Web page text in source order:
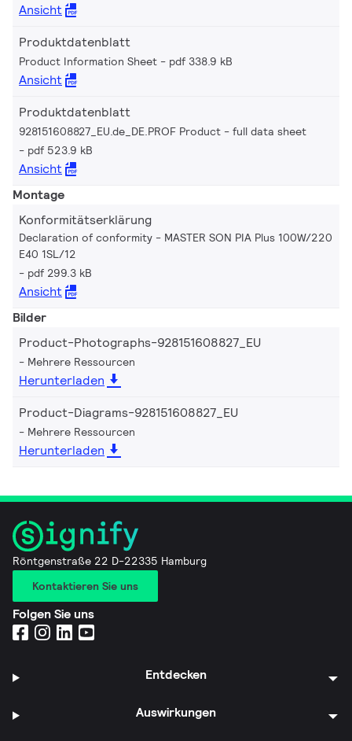
Ansicht
Produktdatenblatt
Product Information Sheet pdf 338.9 kB
Ansicht
Produktdatenblatt
928151608827_EU.de_DE.PROF Product - full data sheet
pdf 523.9 kB
Ansicht
Montage
Konformitätserklärung
Declaration of conformity - MASTER SON PIA Plus 100W/220
E40 1SL/12
pdf 299.3 kB
Ansicht
Bilder
Product-Photographs-928151608827_EU
Mehrere Ressourcen
Herunterladen
Product-Diagrams-928151608827_EU
Mehrere Ressourcen
Herunterladen
Röntgenstraße 22 D-22335 Hamburg
Kontaktieren Sie uns
Folgen Sie uns
Entdecken
Auswirkungen